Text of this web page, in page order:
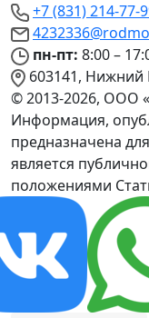
+7 (831) 214-77-
пн-пт: 8:00 –
603141, Нижний
© 2013-2026, ООО
Информация,
предназначена
является
положениями